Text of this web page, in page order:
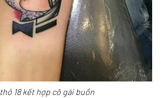
18 kết hợp cô gái buồn